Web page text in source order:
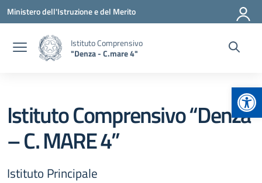
Vai ai contenuti
Vai al menu di navigazione
Vai al footer
Ministero dell'Istruzione e del Merito
Istituto Comprensivo
"Denza - C.mare 4"
Istituto Comprensivo “Denza
– C. MARE 4”
Istituto Principale